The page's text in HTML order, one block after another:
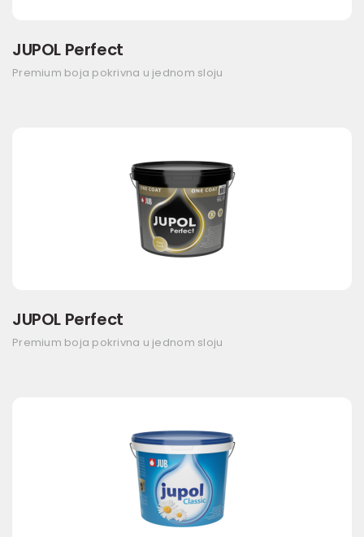
JUPOL Perfect
Premium boja pokrivna u jednom sloju
JUPOL Perfect
Premium boja pokrivna u jednom sloju